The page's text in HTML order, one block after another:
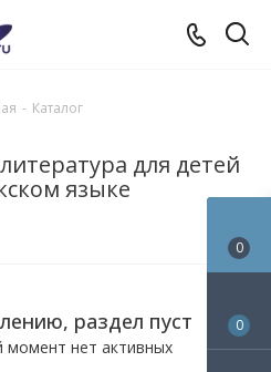
- Каталог
для детей
языке
раздел пуст
момент нет активных
0
0